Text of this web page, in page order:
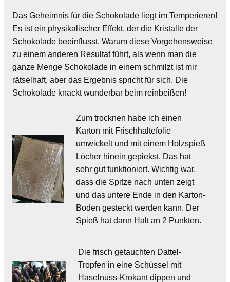
Das Geheimnis für die Schokolade liegt im Temperieren!
Es ist ein physikalischer Effekt, der die Kristalle der
Schokolade beeinflusst. Warum diese Vorgehensweise
zu einem anderen Resultat führt, als wenn man die
ganze Menge Schokolade in einem schmilzt ist mir
rätselhaft, aber das Ergebnis spricht für sich. Die
Schokolade knackt wunderbar beim reinbeißen!
Zum trocknen habe ich einen
Karton mit Frischhaltefolie
umwickelt und mit einem Holzspieß
Löcher hinein gepiekst. Das hat
sehr gut funktioniert. Wichtig war,
dass die Spitze nach unten zeigt
und das untere Ende in den Karton-
Boden gesteckt werden kann. Der
Spieß hat dann Halt an 2 Punkten.
Die frisch getauchten Dattel-
Tropfen in eine Schüssel mit
Haselnuss-Krokant dippen und